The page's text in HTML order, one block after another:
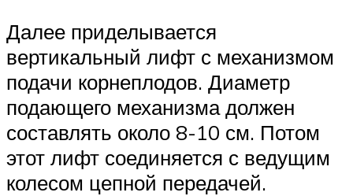
Далее приделывается
вертикальный лифт с механизмом
подачи корнеплодов. Диаметр
подающего механизма должен
составлять около 8-10 см. Потом
этот лифт соединяется с ведущим
колесом цепной передачей.